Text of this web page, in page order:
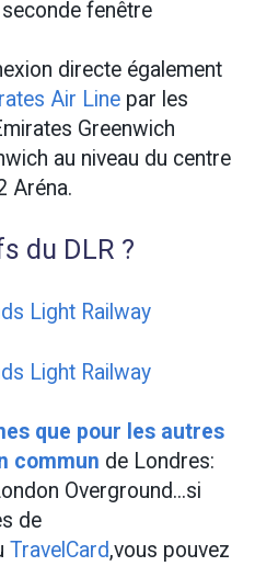
fenêtre
directe également
Air Line par les
Greenwich
au niveau du centre
Aréna.
du DLR ?
que pour les autres
commun de Londres:
Overground...si
de
TravelCard,vous pouvez